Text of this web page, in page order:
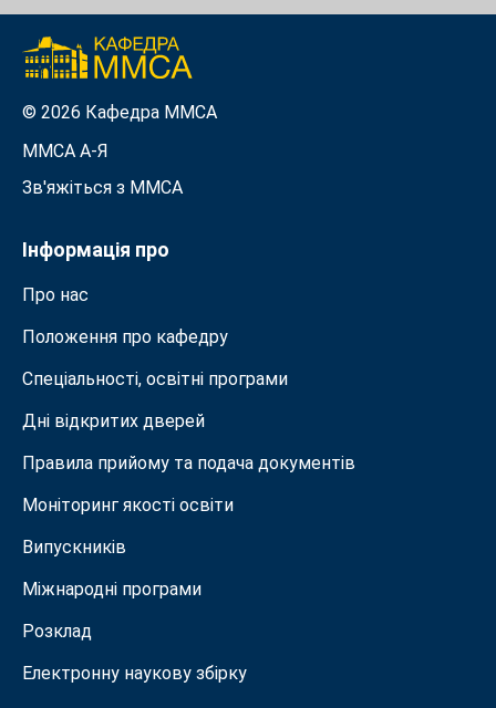
© 2026 Кафедра ММСА
ММСА A-Я
Зв'яжіться з MMСА
Інформація про
Про нас
Положення про кафедру
Спеціальності, освітні програми
Дні відкритих дверей
Правила прийому та подача документiв
Моніторинг якості освіти
Випускників
Міжнародні програми
Розклад
Електронну наукову збірку